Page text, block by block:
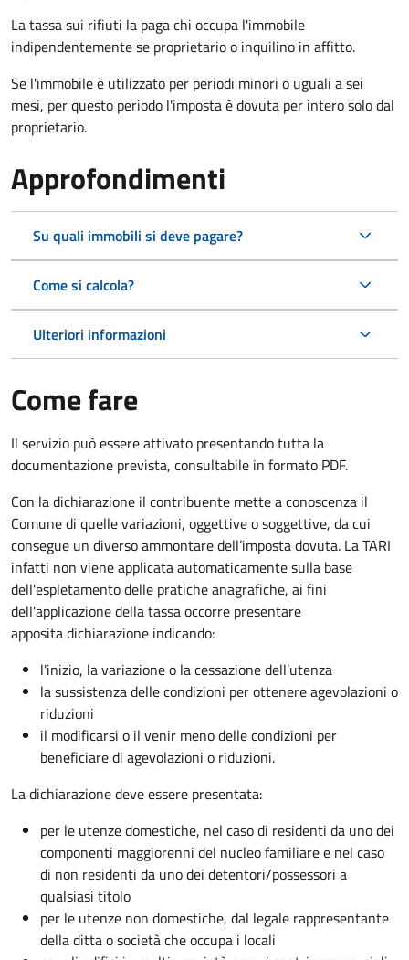
La tassa sui rifiuti la paga chi occupa l'immobile
indipendentemente se proprietario o inquilino in affitto.
Se l'immobile è utilizzato per periodi minori o uguali a sei
mesi, per questo periodo l'imposta è dovuta per intero solo dal
proprietario.
Approfondimenti
Su quali immobili si deve pagare?
Come si calcola?
Ulteriori informazioni
Come fare
Il servizio può essere attivato presentando tutta la
documentazione prevista, consultabile in formato PDF.
Con la dichiarazione il contribuente mette a conoscenza il
Comune di quelle variazioni, oggettive o soggettive, da cui
consegue un diverso ammontare dell’imposta dovuta. La TARI
infatti non viene applicata automaticamente sulla base
dell'espletamento delle pratiche anagrafiche, ai fini
dell'applicazione della tassa occorre presentare
apposita dichiarazione indicando:
l'inizio, la variazione o la cessazione dell’utenza
la sussistenza delle condizioni per ottenere agevolazioni o
riduzioni
il modificarsi o il venir meno delle condizioni per
beneficiare di agevolazioni o riduzioni.
La dichiarazione deve essere presentata:
per le utenze domestiche, nel caso di residenti da uno dei
componenti maggiorenni del nucleo familiare e nel caso
di non residenti da uno dei detentori/possessori a
qualsiasi titolo
per le utenze non domestiche, dal legale rappresentante
della ditta o società che occupa i locali